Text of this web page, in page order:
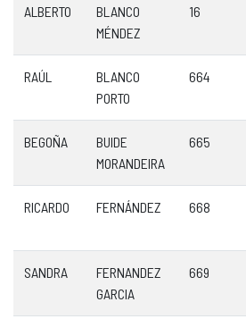
ALBERTO
BLANCO
MÉNDEZ
16
RAÚL
BLANCO
PORTO
664
BEGOÑA
BUIDE
MORANDEIRA
665
RICARDO FERNÁNDEZ 668
SANDRA
FERNANDEZ
GARCIA
669